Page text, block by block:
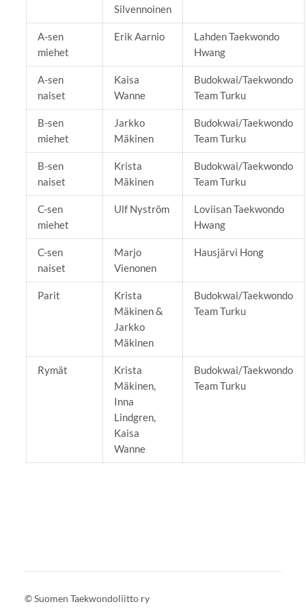
Silvennoinen
A-sen
miehet
Erik Aarnio
Lahden Taekwondo
Hwang
A-sen
naiset
Kaisa
Wanne
Budokwai/Taekwondo
Team Turku
B-sen
miehet
Jarkko
Mäkinen
Budokwai/Taekwondo
Team Turku
B-sen
naiset
Krista
Mäkinen
Budokwai/Taekwondo
Team Turku
C-sen
miehet
Ulf Nyström
Loviisan Taekwondo
Hwang
C-sen
naiset
Marjo
Vienonen
Hausjärvi Hong
Parit
Krista
Mäkinen &
Jarkko
Mäkinen
Budokwai/Taekwondo
Team Turku
Rymät
Krista
Mäkinen,
Inna
Lindgren,
Kaisa
Wanne
Budokwai/Taekwondo
Team Turku
©Suomen Taekwondoliitto ry